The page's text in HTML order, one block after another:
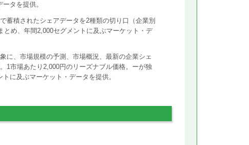
タを提供。
蓄積されたシェアデータを2種類の切り口（企業別
とめ、年間2,000セグメントに及ぶマーケット・デ
に、市場規模の予測、市場概況、最新の企業シェ
1市場あたり2,000円のリーズナブル価格。ーが独
に及ぶマーケット・データを提供。